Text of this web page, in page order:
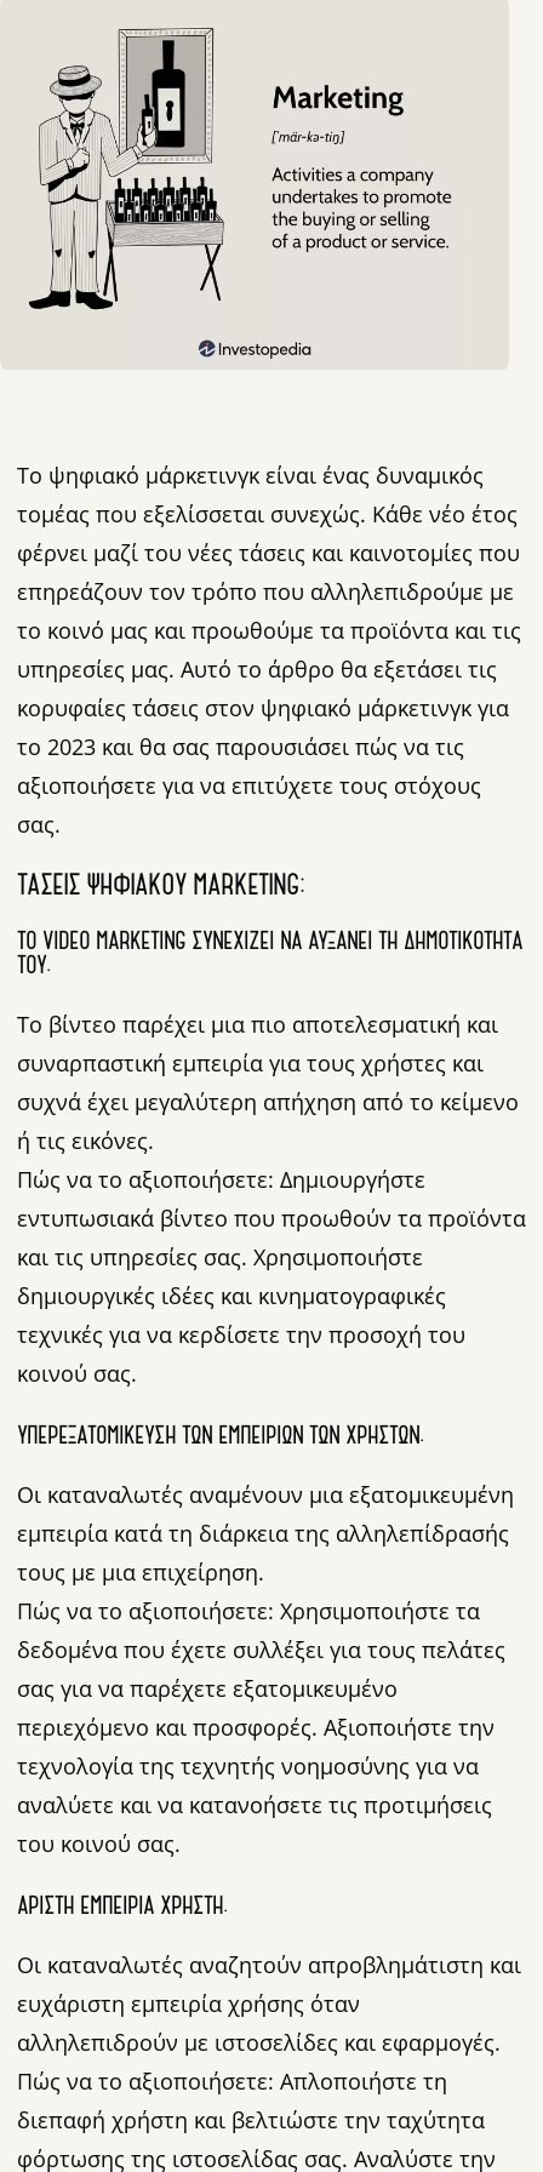
Το ψηφιακό μάρκετινγκ είναι ένας δυναμικός
τομέας που εξελίσσεται συνεχώς. Κάθε νέο έτος
φέρνει μαζί του νέες τάσεις και καινοτομίες που
επηρεάζουν τον τρόπο που αλληλεπιδρούμε με
το κοινό μας και προωθούμε τα προϊόντα και τις
υπηρεσίες μας. Αυτό το άρθρο θα εξετάσει τις
κορυφαίες τάσεις στον ψηφιακό μάρκετινγκ για
το 2023 και θα σας παρουσιάσει πώς να τις
αξιοποιήσετε για να επιτύχετε τους στόχους
σας.
ΤΆΣΕΙΣ ΨΗΦΙΑΚΟΎ MARKETING:
ΤΟ VIDEO MARKETING ΣΥΝΕΧΊΖΕΙ ΝΑ ΑΥΞΆΝΕΙ ΤΗ ΔΗΜΟΤΙΚΌΤΗΤΆ
ΤΟΥ.
Το βίντεο παρέχει μια πιο αποτελεσματική και
συναρπαστική εμπειρία για τους χρήστες και
συχνά έχει μεγαλύτερη απήχηση από το κείμενο
ή τις εικόνες.
Πώς να το αξιοποιήσετε: Δημιουργήστε
εντυπωσιακά βίντεο που προωθούν τα προϊόντα
και τις υπηρεσίες σας. Χρησιμοποιήστε
δημιουργικές ιδέες και κινηματογραφικές
τεχνικές για να κερδίσετε την προσοχή του
κοινού σας.
ΥΠΕΡΕΞΑΤΟΜΊΚΕΥΣΗ ΤΩΝ ΕΜΠΕΙΡΙΏΝ ΤΩΝ ΧΡΗΣΤΏΝ.
Οι καταναλωτές αναμένουν μια εξατομικευμένη
εμπειρία κατά τη διάρκεια της αλληλεπίδρασής
τους με μια επιχείρηση.
Πώς να το αξιοποιήσετε: Χρησιμοποιήστε τα
δεδομένα που έχετε συλλέξει για τους πελάτες
σας για να παρέχετε εξατομικευμένο
περιεχόμενο και προσφορές. Αξιοποιήστε την
τεχνολογία της τεχνητής νοημοσύνης για να
αναλύετε και να κατανοήσετε τις προτιμήσεις
του κοινού σας.
ΆΡΙΣΤΗ ΕΜΠΕΙΡΊΑ ΧΡΉΣΤΗ.
Οι καταναλωτές αναζητούν απροβλημάτιστη και
ευχάριστη εμπειρία χρήσης όταν
αλληλεπιδρούν με ιστοσελίδες και εφαρμογές.
Πώς να το αξιοποιήσετε: Απλοποιήστε τη
διεπαφή χρήστη και βελτιώστε την ταχύτητα
φόρτωσης της ιστοσελίδας σας. Αναλύστε την